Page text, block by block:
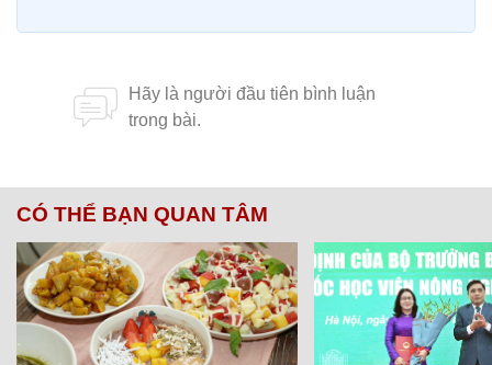
CÓ THỂ BẠN QUAN TÂM